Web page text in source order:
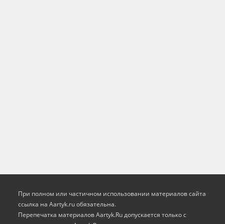
При полном или частичном использовании материалов сайта
ссылка на Aartyk.ru oбязательна.
Перепечатка материалов Aartyk.Ru допускается только с